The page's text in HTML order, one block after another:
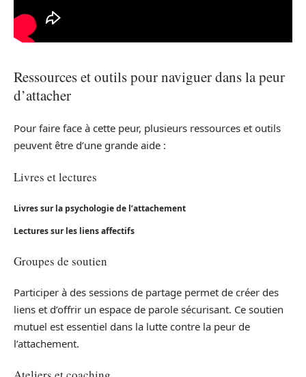
Ressources et outils pour naviguer dans la peur
d’attacher
Pour faire face à cette peur, plusieurs ressources et outils
peuvent être d’une grande aide :
Livres et lectures
Livres sur la psychologie de l’attachement
Lectures sur les liens affectifs
Groupes de soutien
Participer à des sessions de partage permet de créer des
liens et d’offrir un espace de parole sécurisant. Ce soutien
mutuel est essentiel dans la lutte contre la peur de
l’attachement.